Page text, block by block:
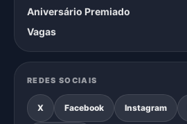
Aniversário Premiado
Vagas
REDES SOCIAIS
X Facebook Instagram